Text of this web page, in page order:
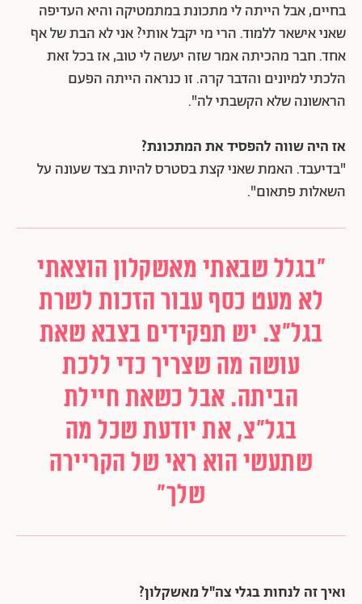
בחיים, אבל הייתה לי מתכונת במתמטיקה והיא העדיפה
שאני אישאר ללמוד. הרי מי יקבל אותי? אני לא הבת של אף
אחד. חבר מהכיתה אמר שזה יעשה לי טוב, אז בכל זאת
הלכתי למיונים והדבר קרה. זו כנראה הייתה הפעם
הראשונה שלא הקשבתי לה".
אז היה שווה להפסיד את המתכונת?
"בדיעבד. האמת שאני קצת בסטרס להיות בצד שעונה על
השאלות פתאום".
"בגלל שבאתי מאשקלון הוצאתי
לא מעט כסף עבור הזכות לשרת
בגל"צ. יש תפקידים בצבא שאת
עושה מה שצריך כדי ללכת
הביתה. אבל כשאת חיילת
בגל"צ, את יודעת שכל מה
שתעשי הוא ראי של הקריירה
שלך"
ואיך זה לנחות בגלי צה"ל מאשקלון?